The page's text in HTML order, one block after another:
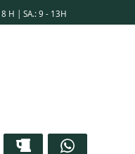
H | SA.: 9 - 13H